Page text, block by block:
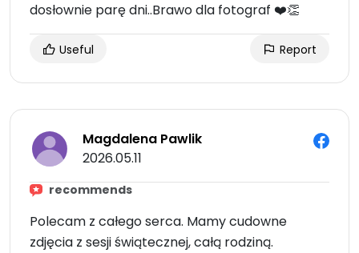
dosłownie parę dni..Brawo dla fotograf ❤️👏
Useful Report
Magdalena Pawlik
2026.05.11
recommends
Polecam z całego serca. Mamy cudowne
zdjęcia z sesji świątecznej, całą rodziną.